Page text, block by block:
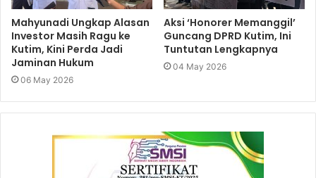
Mahyunadi Ungkap Alasan
Investor Masih Ragu ke
Kutim, Kini Perda Jadi
Jaminan Hukum
06 May 2026
Aksi ‘Honorer Memanggil’
Guncang DPRD Kutim, Ini
Tuntutan Lengkapnya
04 May 2026